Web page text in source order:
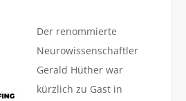
Der renommierte
Neurowissenschaftler
Gerald Hüther war
kürzlich zu Gast in